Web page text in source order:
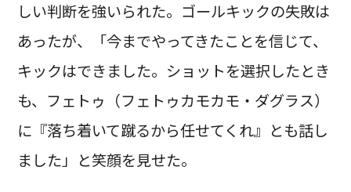
しい判断を強いられた。ゴールキックの失敗は
あったが、「今までやってきたことを信じて、
キックはできました。ショットを選択したとき
も、フェトゥ（フェトゥカモカモ・ダグラス）
に『落ち着いて蹴るから任せてくれ』とも話し
ました」と笑顔を見せた。